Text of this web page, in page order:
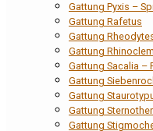
Gattung Pyxis –
Gattung Rafetus
Gattung
Gattung
Gattung Sacalia –
Gattung
Gattung
Gattung
Gattung